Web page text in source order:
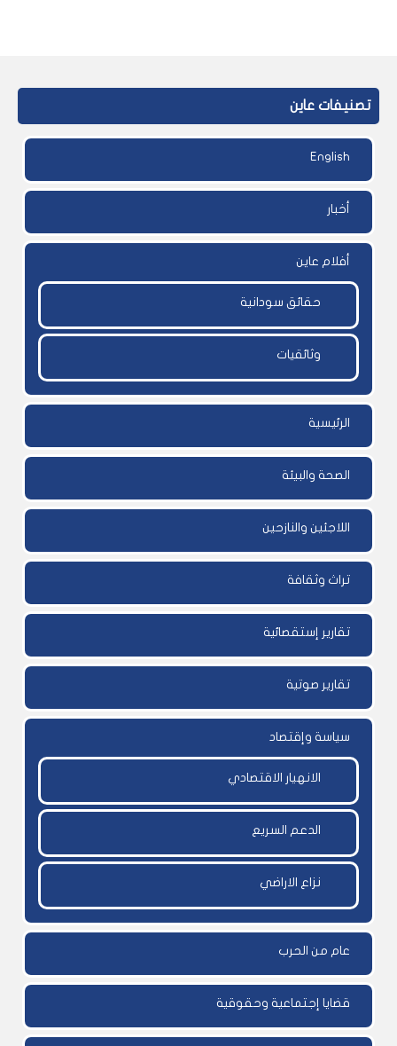
تصنيفات عاين
English
أخبار
أفلام عاين
حقائق سودانية
وثائقيات
الرئيسية
الصحة والبيئة
اللاجئين والنازحين
تراث وثقافة
تقارير إستقصائية
تقارير صوتية
سياسة وإقتصاد
الانهيار الاقتصادي
الدعم السريع
نزاع الاراضي
عام من الحرب
قضايا إجتماعية وحقوقية